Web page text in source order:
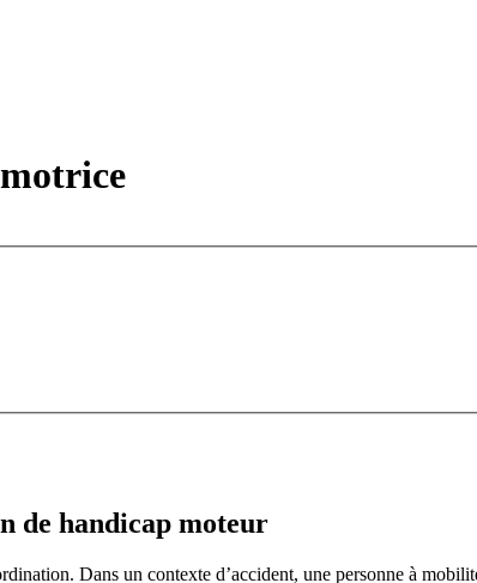
de handicap moteur
Dans un contexte d’accident, une personne à